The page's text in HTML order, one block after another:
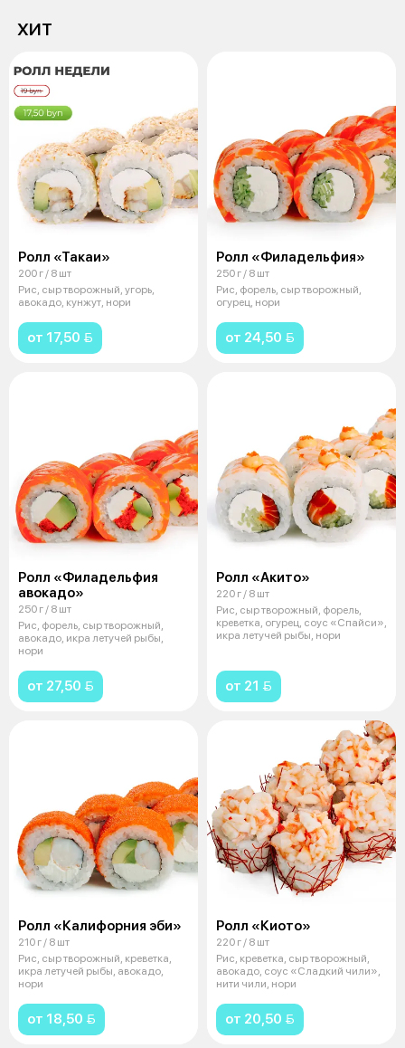
ХИТ
Ролл «Такаи»
200 г / 8 шт
Рис, сыр творожный, угорь,
авокадо, кунжут, нори
от 17,50 
Ролл «Филадельфия»
250 г / 8 шт
Рис, форель, сыр творожный,
огурец, нори
от 24,50 
Ролл «Филадельфия
авокадо»
250 г / 8 шт
Рис, форель, сыр творожный,
авокадо, икра летучей рыбы,
нори
от 27,50 
Ролл «Акито»
220 г / 8 шт
Рис, сыр творожный, форель,
креветка, огурец, соус «Спайси»,
икра летучей рыбы, нори
от 21 
Ролл «Калифорния эби»
210 г / 8 шт
Рис, сыр творожный, креветка,
икра летучей рыбы, авокадо,
нори
от 18,50 
Ролл «Киото»
220 г / 8 шт
Рис, креветка, сыр творожный,
авокадо, соус «Сладкий чили»,
нити чили, нори
от 20,50 